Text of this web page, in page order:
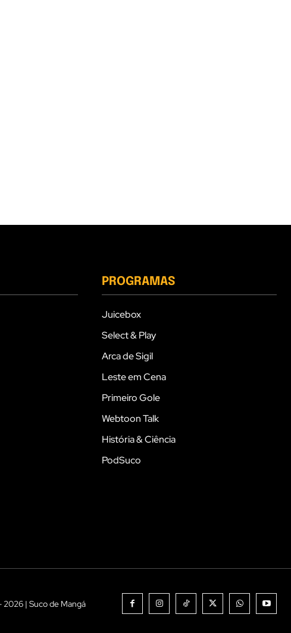
PROGRAMAS
Juicebox
Select & Play
Arca de Sigil
Leste em Cena
Primeiro Gole
Webtoon Talk
História & Ciência
PodSuco
2026 | Suco de Mangá